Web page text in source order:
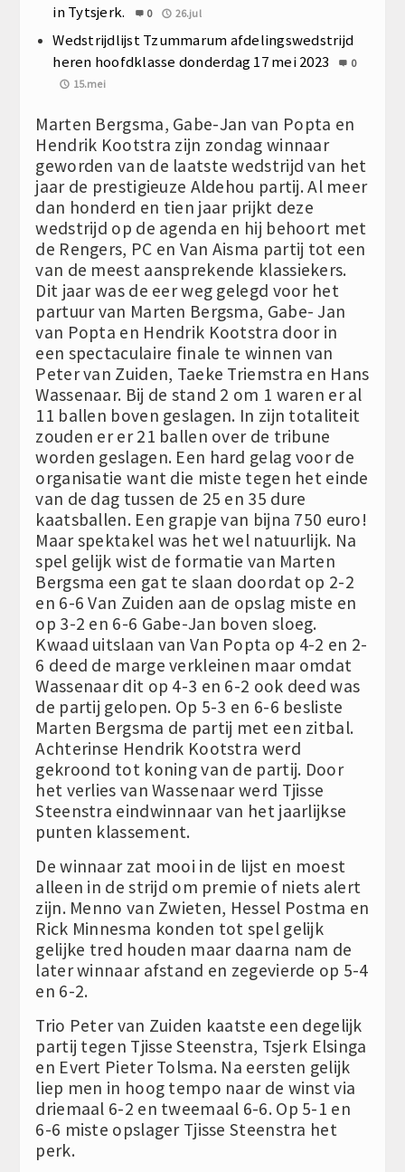
in Tytsjerk.
0 26.jul
Wedstrijdlijst Tzummarum afdelingswedstrijd
heren hoofdklasse donderdag 17 mei 2023
0
15.mei
Marten Bergsma, Gabe-Jan van Popta en
Hendrik Kootstra zijn zondag winnaar
geworden van de laatste wedstrijd van het
jaar de prestigieuze Aldehou partij. Al meer
dan honderd en tien jaar prijkt deze
wedstrijd op de agenda en hij behoort met
de Rengers, PC en Van Aisma partij tot een
van de meest aansprekende klassiekers.
Dit jaar was de eer weg gelegd voor het
partuur van Marten Bergsma, Gabe- Jan
van Popta en Hendrik Kootstra door in
een spectaculaire finale te winnen van
Peter van Zuiden, Taeke Triemstra en Hans
Wassenaar. Bij de stand 2 om 1 waren er al
11 ballen boven geslagen. In zijn totaliteit
zouden er er 21 ballen over de tribune
worden geslagen. Een hard gelag voor de
organisatie want die miste tegen het einde
van de dag tussen de 25 en 35 dure
kaatsballen. Een grapje van bijna 750 euro!
Maar spektakel was het wel natuurlijk. Na
spel gelijk wist de formatie van Marten
Bergsma een gat te slaan doordat op 2-2
en 6-6 Van Zuiden aan de opslag miste en
op 3-2 en 6-6 Gabe-Jan boven sloeg.
Kwaad uitslaan van Van Popta op 4-2 en 2-
6 deed de marge verkleinen maar omdat
Wassenaar dit op 4-3 en 6-2 ook deed was
de partij gelopen. Op 5-3 en 6-6 besliste
Marten Bergsma de partij met een zitbal.
Achterinse Hendrik Kootstra werd
gekroond tot koning van de partij. Door
het verlies van Wassenaar werd Tjisse
Steenstra eindwinnaar van het jaarlijkse
punten klassement.
De winnaar zat mooi in de lijst en moest
alleen in de strijd om premie of niets alert
zijn. Menno van Zwieten, Hessel Postma en
Rick Minnesma konden tot spel gelijk
gelijke tred houden maar daarna nam de
later winnaar afstand en zegevierde op 5-4
en 6-2.
Trio Peter van Zuiden kaatste een degelijk
partij tegen Tjisse Steenstra, Tsjerk Elsinga
en Evert Pieter Tolsma. Na eersten gelijk
liep men in hoog tempo naar de winst via
driemaal 6-2 en tweemaal 6-6. Op 5-1 en
6-6 miste opslager Tjisse Steenstra het
perk.